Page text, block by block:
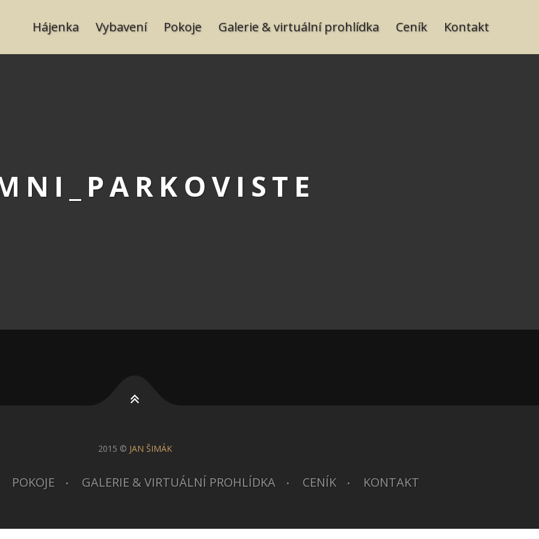
PRIMARY
NAVIGATION
Hájenka Vybavení Pokoje Galerie & virtuální prohlídka Ceník Kontakt
2015 © JAN ŠIMÁK
POKOJE GALERIE & VIRTUÁLNÍ PROHLÍDKA CENÍK KONTAKT